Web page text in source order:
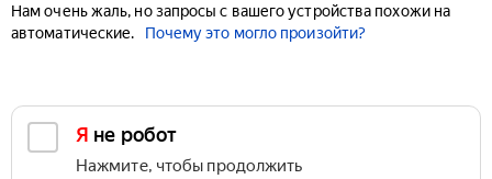
Нам очень жаль, но запросы с вашего устройства похожи на
автоматические.
Почему это могло произойти?
Я не робот
Нажмите, чтобы продолжить